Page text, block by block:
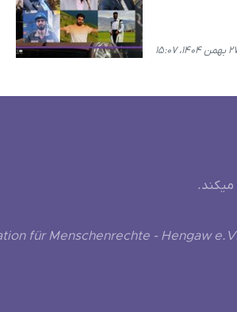
۱۴۰۴، ۱۵:۰۷
für Menschenrechte - Hengaw